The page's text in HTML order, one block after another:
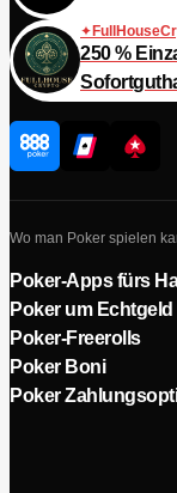
250 %
Wo man Poker spielen
Poker-Apps fürs
Poker um Echtgeld
Poker-Freerolls
Poker Boni
Poker